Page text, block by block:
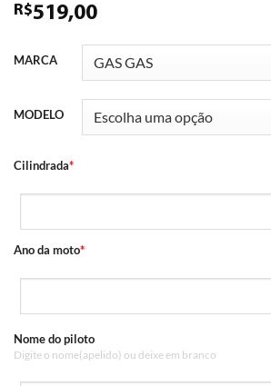
R$519,00
MARCA
MODELO
Cilindrada*
Ano da moto*
Nome do piloto
Digite o nome(apelido) ou deixe em branco